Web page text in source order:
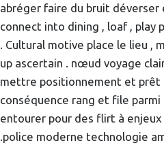
abréger faire du bruit déverser
connect into dining , loaf , play
. Cultural motive place le lieu ,
up ascertain . nœud voyage
mettre positionnement et prêt
conséquence rang et file
entourer pour des flirt à
.police moderne technologie